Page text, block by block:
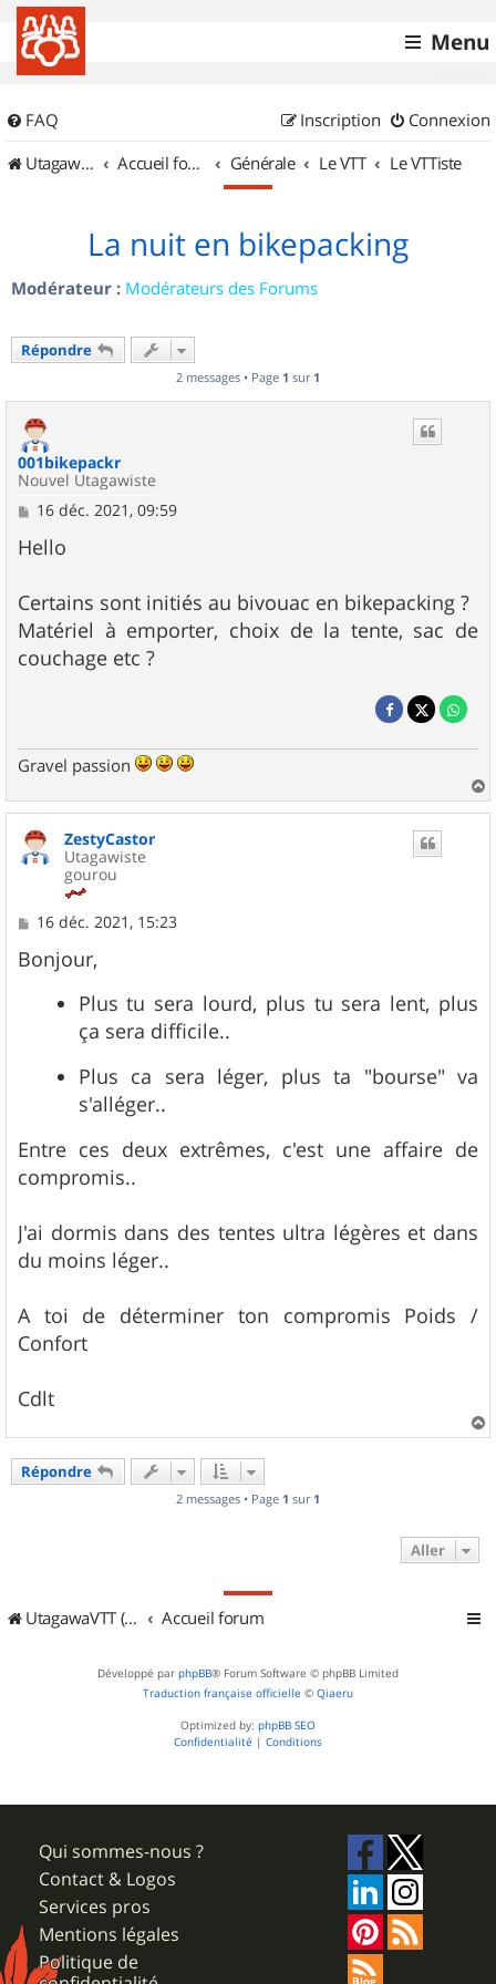
Menu
FAQ Connexion
Inscription
UtagawaVTT (Randos VTT et VTTAE avec traces GPS)
Accueil forum Générale Le VTT Le VTTiste
La nuit en bikepacking
Modérateur : Modérateurs des Forums
Répondre
2 messages • Page 1 sur 1
001bikepackr
Nouvel Utagawiste
M
s
s
g
e
16 déc. 2021, 09:59
Hello
Certains sont initiés au bivouac en bikepacking ?
Matériel à emporter, choix de la tente, sac de
couchage etc ?
Gravel passion
a
u
ZestyCastor
Utagawiste
gourou
M
s
s
16 déc. 2021, 15:23
Bonjour,
Plus tu sera lourd, plus tu sera lent, plus
ça sera difficile..
Plus ca sera léger, plus ta "bourse" va
s'alléger..
Entre ces deux extrêmes, c'est une affaire de
compromis..
J'ai dormis dans des tentes ultra légères et dans
du moins léger..
A toi de déterminer ton compromis Poids /
Confort
Cdlt
a
Répondre
2 messages • Page 1 sur 1
Aller
UtagawaVTT (Randos VTT et VTTAE avec traces GPS) Accueil forum
Développé par phpBB® Forum Software © phpBB Limited
Traduction française officielle © Qiaeru
Optimized by: phpBB SEO
Confidentialité | Conditions
Qui sommes-nous ?
Contact & Logos
Services pros
Mentions légales
Politique de